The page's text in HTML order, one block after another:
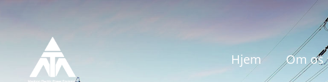
Hjem Om os